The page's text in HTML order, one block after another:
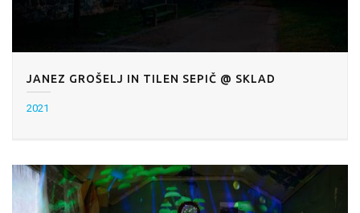
JANEZ GROŠELJ IN TILEN SEPIČ @ SKLAD
2021